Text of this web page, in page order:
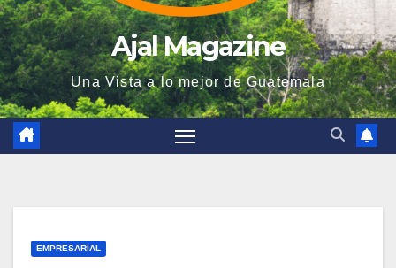
Ajal Magazine
Una Vista a lo mejor de Guatemala
EMPRESARIAL